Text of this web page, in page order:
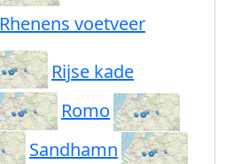
Rhenens voetveer
Rijse kade
Romo
Sandhamn